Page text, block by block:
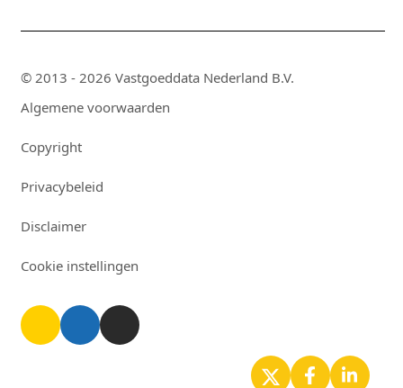
© 2013 - 2026 Vastgoeddata Nederland B.V.
Algemene voorwaarden
Copyright
Privacybeleid
Disclaimer
Cookie instellingen